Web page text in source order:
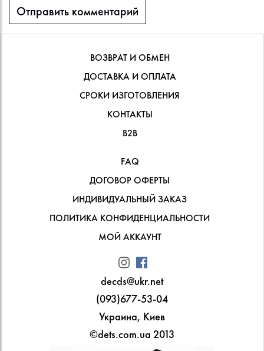
ВОЗВРАТ И ОБМЕН
ДОСТАВКА И ОПЛАТА
СРОКИ ИЗГОТОВЛЕНИЯ
КОНТАКТЫ
В2В
FAQ
ДОГОВОР ОФЕРТЫ
ИНДИВИДУАЛЬНЫЙ ЗАКАЗ
ПОЛИТИКА КОНФИДЕНЦИАЛЬНОСТИ
МОЙ АККАУНТ
decds@ukr.net
(093)677-53-04
Украина, Киев
©dets.com.ua 2013